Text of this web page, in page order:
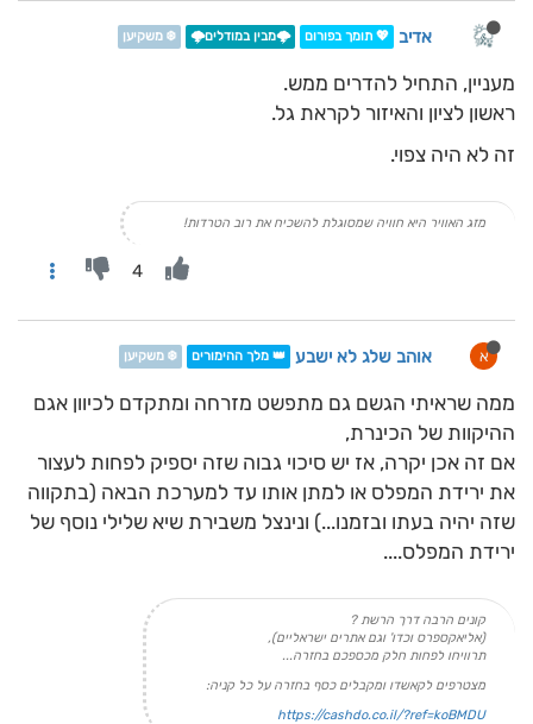
אדיב 💖 תומך בפורום 🌩️מבין במודלים🌩️ ❄️ משקיען
מעניין, התחיל להדרים ממש.
ראשון לציון והאיזור לקראת גל.
זה לא היה צפוי.
מזג האוויר היא חוויה שמסוגלת להשכיח את רוב הטרדות!
4
א אוהב שלג לא ישבע 👑 מלך ההימורים ❄️ משקיען
ממה שראיתי הגשם גם מתפשט מזרחה ומתקדם לכיוון אגם
ההיקוות של הכינרת,
אם זה אכן יקרה, אז יש סיכוי גבוה שזה יספיק לפחות לעצור
את ירידת המפלס או למתן אותו עד למערכת הבאה (בתקווה
שזה יהיה בעתו ובזמנו...) ונינצל משבירת שיא שלילי נוסף של
ירידת המפלס....
קונים הרבה דרך הרשת ?
(אליאקספרס וכדו' וגם אתרים ישראליים),
תרוויחו לפחות חלק מכספכם בחזרה...
מצטרפים לקאשדו ומקבלים כסף בחזרה על כל קניה:
https://cashdo.co.il/?ref=koBMDU